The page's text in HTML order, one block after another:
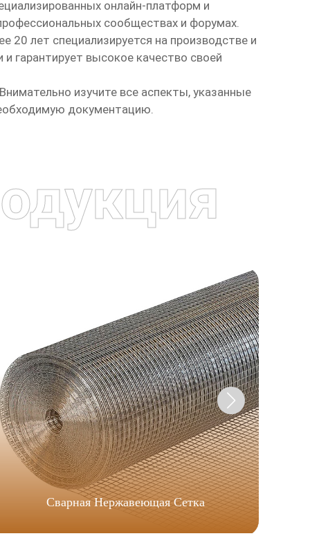
онлайн-платформ и
сообществах и форумах.
20 лет специализируется на производстве и
гарантирует высокое качество своей
изучите все аспекты, указанные
документацию.
Сварная Нержавеющая Сетка